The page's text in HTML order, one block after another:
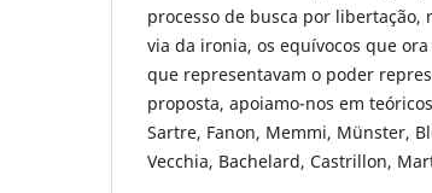
processo de busca por libertação,
via da ironia, os equívocos que
que representavam o poder
proposta, apoiamo-nos em
Sartre, Fanon, Memmi, Münster,
Vecchia, Bachelard, Castrillon,